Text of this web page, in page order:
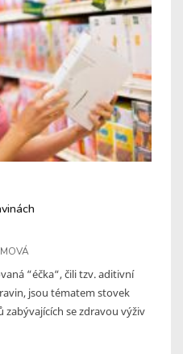
“éčka“, čili tzv. aditivní
jsou tématem stovek
se zdravou výživ